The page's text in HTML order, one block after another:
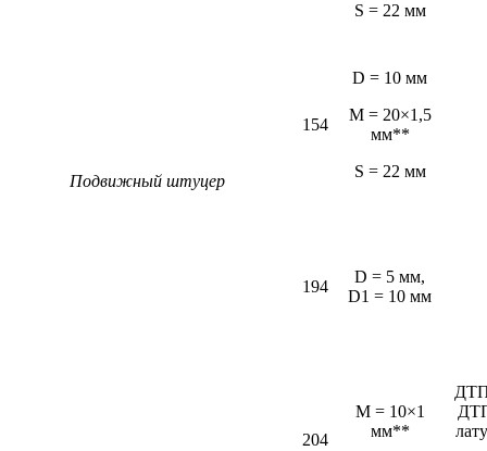
S = 22 мм
Подвижный штуцер
154
D = 10 мм
M = 20×1,5
мм**
S = 22 мм
194
D = 5 мм,
D1 = 10 мм
204
M = 10×1
мм**